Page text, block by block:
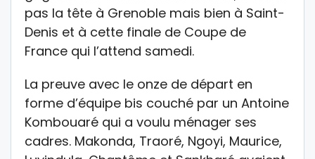
pas la tête à Grenoble mais bien à Saint-
Denis et à cette finale de Coupe de
France qui l’attend samedi.
La preuve avec le onze de départ en
forme d’équipe bis couché par un Antoine
Kombouaré qui a voulu ménager ses
cadres. Makonda, Traoré, Ngoyi, Maurice,